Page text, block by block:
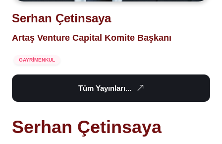
Serhan Çetinsaya
Artaş Venture Capital Komite Başkanı
GAYRİMENKUL
Tüm Yayınları...
Serhan Çetinsaya